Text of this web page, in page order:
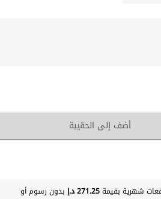
أضف إلى الحقيبة
271.25 د.إ بدون رسوم أو